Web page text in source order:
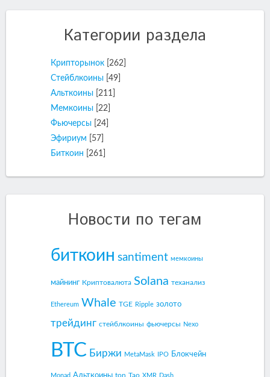
Категории раздела
Крипторынок
[262]
Стейблкоины [49]
Альткоины
[211]
Мемкоины
[22]
Фьючерсы
[24]
Эфириум
[57]
Биткоин
[261]
Новости по тегам
биткоин santiment мемкоины
майнинг Криптовалюта Solana теханализ
Ethereum Whale TGE Ripple золото
трейдинг стейблкоины фьючерсы Nexo
BTC Биржи MetaMask IPO Блокчейн
Monad Альткоины ton Tao XMR Dash